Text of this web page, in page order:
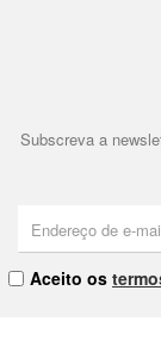
Subscreva a
Aceito os